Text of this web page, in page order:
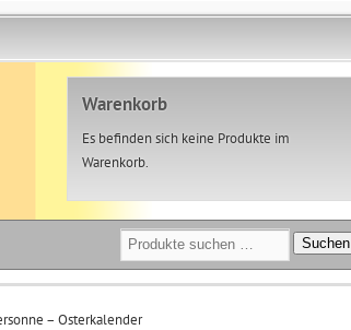
Warenkorb
Es befinden sich keine Produkte im
Warenkorb.
Suchen
nach:
Suchen
– Osterkalender